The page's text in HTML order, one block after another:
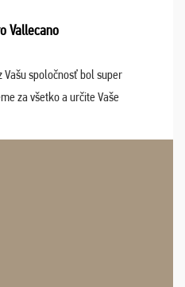
Vallecano
Vašu spoločnosť bol super
za všetko a určite Vaše